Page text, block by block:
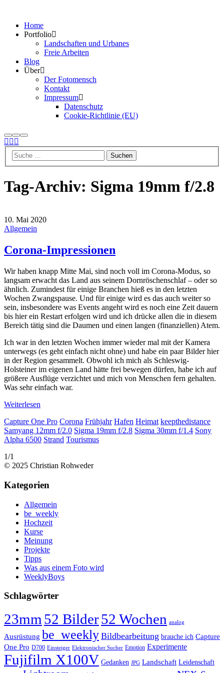
Home
Portfolio
Landschaften und Urbanes
Freie Arbeiten
Blog
Über
Der Fotomensch
Kontakt
Impressum
Datenschutz
Cookie-Richtlinie (EU)
Suchen
Mehr
Info
Hauptmenü
Tag-Archiv: Sigma 19mm f/2.8
10. Mai 2020
Allgemein
Corona-Impressionen
Wir haben knapp Mitte Mai, sind noch voll im Corona-Modus, so
langsam erwacht das Land aus seinem Dornröschenschlaf – oder so
ähnlich. Zumindest für einige Branchen hieß es in den letzten
Wochen Zwangspause. Und für einige wird es das auch weiter so
sein, insbesondere was Events angeht wird es noch eine Zeit dauern
bis hier ein Restart erfolgen wird und ich drücke allen die in diesem
Bereich tätig sind die Daumen und einen langen (finanziellen) Atem.
Ich war in den letzten Wochen immer wieder mal mit der Kamera
unterwegs (es geht einfach nicht ohne) und habe ein paar Bilder hier
in der Region gesammelt. Obwohl ich mich als Schleswig-
Holsteiner im eigenen Land hätte frei bewegen dürfen, habe ich auf
größere Ausflüge verzichtet und mich von Menschen fern gehalten.
Was sehr einfach war.
Weiterlesen
Capture One Pro Corona Frühjahr Hafen Heimat keepthedistance
Samyang 12mm f/2.0 Sigma 19mm f/2.8 Sigma 30mm f/1.4 Sony
Alpha 6500 Strand Tourismus
1/1
© 2025 Christian Rohweder
Kategorien
Allgemein
be_weekly
Hochzeit
Kurse
Meinung
Projekte
Tipps
Was aus einem Foto wird
WeeklyBoys
Schlagwörter
23mm 52 Bilder52 Wochen analog
Ausrüstung be_weekly Bildbearbeitung brauche ich Capture
One Pro D700 Einsteiger Elektronischer Sucher Emotion Experimente
Fujifilm X100V Gedanken JPG Landschaft Leidenschaft